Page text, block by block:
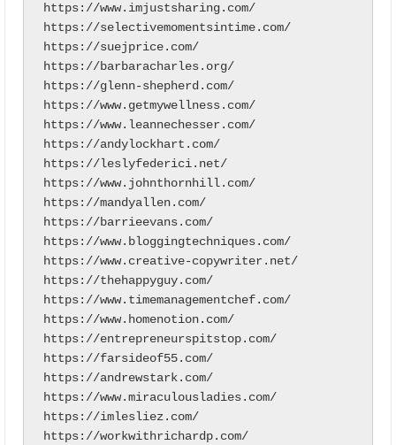
https://www.imjustsharing.com/
https://selectivemomentsintime.com/
https://suejprice.com/
https://barbaracharles.org/
https://glenn-shepherd.com/
https://www.getmywellness.com/
https://www.leannechesser.com/
https://andylockhart.com/
https://leslyfederici.net/
https://www.johnthornhill.com/
https://mandyallen.com/
https://barrieevans.com/
https://www.bloggingtechniques.com/
https://www.creative-copywriter.net/
https://thehappyguy.com/
https://www.timemanagementchef.com/
https://www.homenotion.com/
https://entrepreneurspitstop.com/
https://farsideof55.com/
https://andrewstark.com/
https://www.miraculousladies.com/
https://imlesliez.com/
https://workwithrichardp.com/